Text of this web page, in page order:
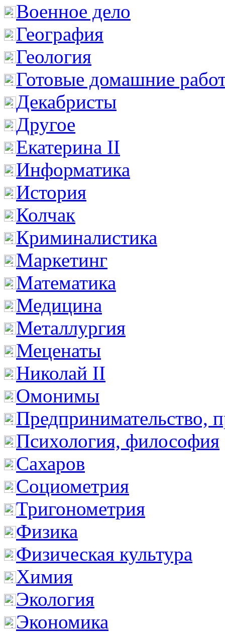
Военное дело
География
Геология
Готовые домашние
Декабристы
Другое
Екатерина II
Информатика
История
Колчак
Криминалистика
Маркетинг
Математика
Медицина
Металлургия
Меценаты
Николай II
Омонимы
Предпринимательство,
Психология, философия
Сахаров
Социометрия
Тригонометрия
Физика
Физическая культура
Химия
Экология
Экономика